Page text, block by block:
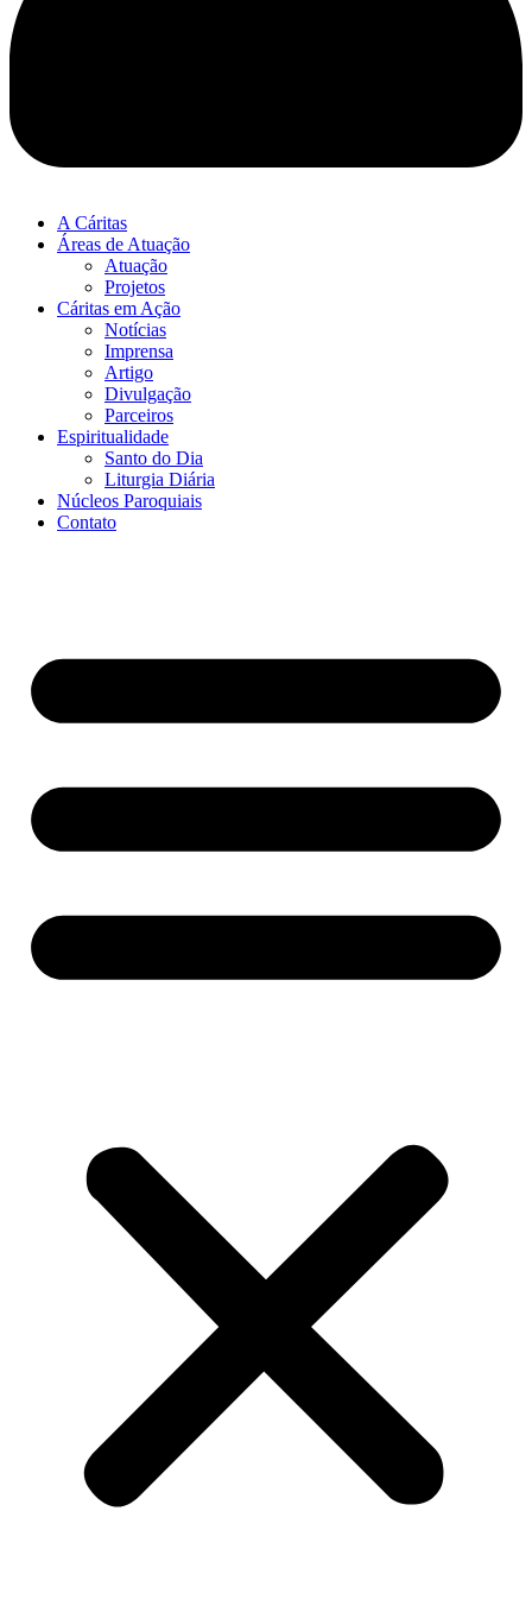
A Cáritas
Áreas de Atuação
Atuação
Projetos
Cáritas em Ação
Notícias
Imprensa
Artigo
Divulgação
Parceiros
Espiritualidade
Santo do Dia
Liturgia Diária
Núcleos Paroquiais
Contato